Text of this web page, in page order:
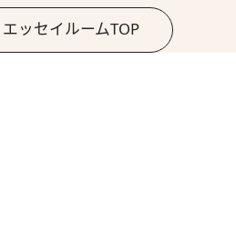
ッセイルームTOP